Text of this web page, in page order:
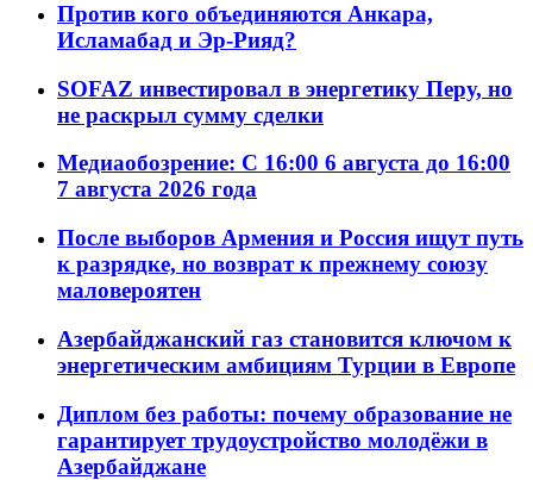
Против кого объединяются Анкара,
Исламабад и Эр-Рияд?
SOFAZ инвестировал в энергетику Перу, но
не раскрыл сумму сделки
Медиаобозрение: С 16:00 6 августа до 16:00
7 августа 2026 года
После выборов Армения и Россия ищут путь
к разрядке, но возврат к прежнему союзу
маловероятен
Азербайджанский газ становится ключом к
энергетическим амбициям Турции в Европе
Диплом без работы: почему образование не
гарантирует трудоустройство молодёжи в
Азербайджане